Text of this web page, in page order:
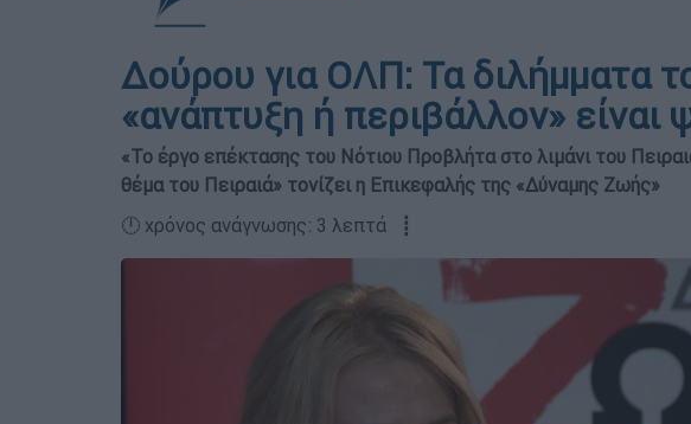
Δούρου για ΟΛΠ: Τα διλήμματα
«ανάπτυξη ή περιβάλλον» είναι
«Το έργο επέκτασης του Νότιου Προβλήτα στο λιμάνι του
θέμα του Πειραιά» τονίζει η Επικεφαλής της «Δύναμης Ζωής»
🕛 χρόνος ανάγνωσης: 3 λεπτά ┋